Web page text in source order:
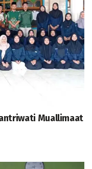
Muallimaat